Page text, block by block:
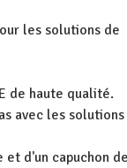
les solutions de
de haute qualité.
avec les solutions
d'un capuchon